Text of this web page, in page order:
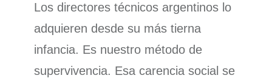
Los directores técnicos argentinos lo
adquieren desde su más tierna
infancia. Es nuestro método de
supervivencia. Esa carencia social se